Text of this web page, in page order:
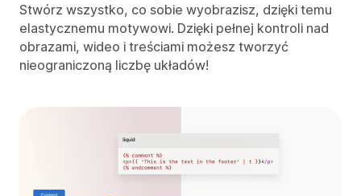
Stwórz wszystko, co sobie wyobrazisz, dzięki temu
elastycznemu motywowi. Dzięki pełnej kontroli nad
obrazami, wideo i treściami możesz tworzyć
nieograniczoną liczbę układów!